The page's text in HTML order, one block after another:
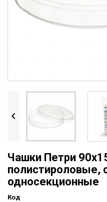

Чашки Петри
полистироловые,
односекционные
Код